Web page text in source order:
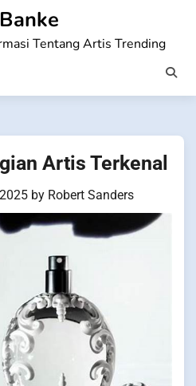
Tentang Artis Trending
Artis Terkenal
by Robert Sanders